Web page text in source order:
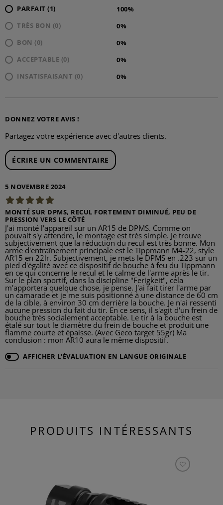
PARFAIT (1)
100%
TRÈS BON (0)
0%
BON (0)
0%
ACCEPTABLE (0)
0%
INSATISFAISANT (0)
0%
DONNEZ VOTRE AVIS !
Partagez votre expérience avec d'autres clients.
ÉCRIRE UN COMMENTAIRE
5 NOVEMBRE 2024
MONTÉ SUR DPMS, RECUL FORTEMENT DIMINUÉ, PEU DE
PRESSION VERS LE CÔTÉ
J'ai monté l'appareil sur un AR15 de DPMS. Comme on
pouvait s'y attendre, le montage est très simple. Je trouve
subjectivement que la réduction du recul est très bonne. Mon
arme d'entraînement principale est le Tippmann M4-22, style
AR15 en 22lr. Subjectivement, je mets le DPMS en .223 sur un
pied d'égalité avec ce dispositif de bouche à feu du Tippmann
en ce qui concerne le recul et le calme de l'arme après le tir.
Sur le plan sportif, dans la discipline "Ferigkeit", cela
m'apportera quelque chose, je pense. J'ai fait tirer l'arme par
un camarade et je me suis positionné à une distance de 60 cm
de la cible, à environ 30 cm derrière la bouche. Je n'ai ressenti
aucune pression du fait du tir. En ce sens, il s'agit d'un frein de
bouche très socialement acceptable. Le tir à la bouche est
étalé sur tout le diamètre du frein de bouche et produit une
flamme courte et épaisse. (Avec Geco target 55gr) Ma
conclusion : mon AR10 aura le même dispositif.
AFFICHER L'ÉVALUATION EN LANGUE ORIGINALE
PRODUITS INTÉRESSANTS